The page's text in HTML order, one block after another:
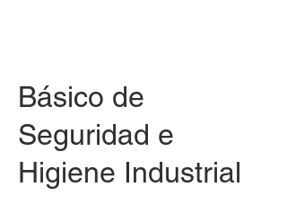
Básico de
Seguridad e
Higiene Industrial